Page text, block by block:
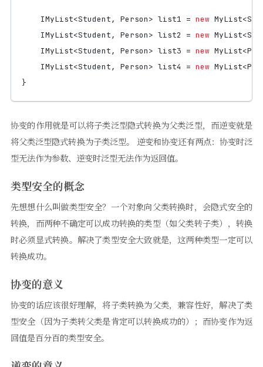
IMyList<Student, Person> list1 = new MyList<
IMyList<Student, Person> list2 = new MyList<
IMyList<Student, Person> list3 = new MyList<
IMyList<Student, Person> list4 = new MyList<
}
协变的作用就是可以将子类泛型隐式转换为父类泛型，而逆变就是
将父类泛型隐式转换为子类泛型。 逆变和协变还有两点：协变时泛
型无法作为参数、逆变时泛型无法作为返回值。
类型安全的概念
先想想什么叫做类型安全？一个对象向父类转换时，会隐式安全的
转换，而两种不确定可以成功转换的类型（如父类转子类），转换
时必须显式转换。解决了类型安全大致就是，这两种类型一定可以
转换成功。
协变的意义
协变的话应该很好理解，将子类转换为父类，兼容性好，解决了类
型安全（因为子类转父类是肯定可以转换成功的）；而协变作为返
回值是百分百的类型安全。